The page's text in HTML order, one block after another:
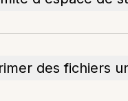
des fichiers